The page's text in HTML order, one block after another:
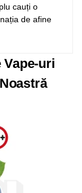
cauți o
de afine
Vape-uri